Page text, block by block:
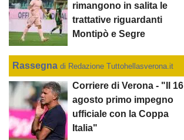
rimangono in salita le
trattative riguardanti
Montipò e Segre
Rassegna di Redazione Tuttohellasverona.it
Corriere di Verona - "Il 16
agosto primo impegno
ufficiale con la Coppa
Italia"